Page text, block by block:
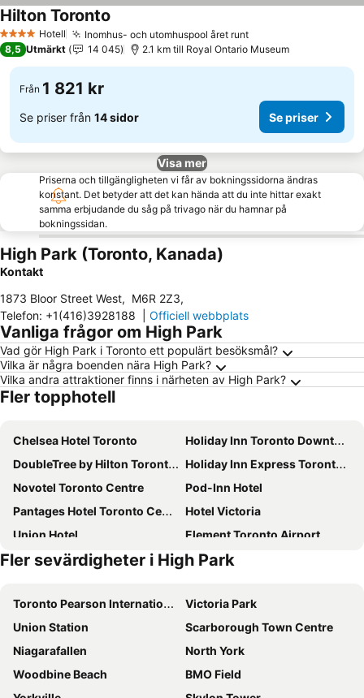
4 StjärnorHotell Inomhus- och utomhuspool året runt
Hilton Toronto
8,5 Utmärkt 14 045 2.1 km till Royal Ontario Museum
Från 1 821 kr
Se priser från 14 sidor Se priser
Visa mer
Priserna och tillgängligheten vi får av bokningssidorna ändras
konstant. Det betyder att det kan hända att du inte hittar exakt
samma erbjudande du såg på trivago när du hamnar på
bokningssidan.
High Park (Toronto, Kanada)
Kontakt
1873 Bloor Street West, M6R 2Z3,
Telefon: +1(416)3928188 Officiell webbplats
Vanliga frågor om High Park
Vad gör High Park i Toronto ett populärt besöksmål?
Vilka är några boenden nära High Park?
Vilka andra attraktioner finns i närheten av High Park?
Fler topphotell
Chelsea Hotel Toronto
Holiday Inn Toronto Downtown Centre By Ihg
DoubleTree by Hilton Toronto Downtown
Holiday Inn Express Toronto Downtown By Ihg
Novotel Toronto Centre
Pod-Inn Hotel
Pantages Hotel Toronto Centre
Hotel Victoria
Union Hotel
Element Toronto Airport
Sheraton Centre Toronto Hotel
Fairmont Royal York
Sheraton Gateway Hotel in Toronto International Airport
Hilton Toronto
Hotel Riu Plaza Toronto
Residence Inn by Marriott Toronto Downtown / Entertainment District
The Westin Harbour Castle, Toronto
Town Inn Suites
The Westin Toronto Airport
Courtyard by Marriott Toronto Downtown
Fler sevärdigheter i High Park
Toronto Pearson International Airport
Victoria Park
Union Station
Scarborough Town Centre
Niagarafallen
North York
Woodbine Beach
BMO Field